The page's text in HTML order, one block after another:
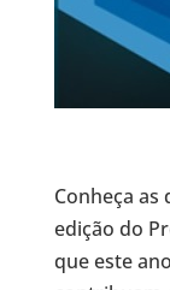
Conheça as
edição do
que este